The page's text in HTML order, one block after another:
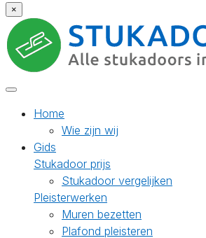
×
Home
Wie zijn wij
Gids
Stukadoor prijs
Stukadoor vergelijken
Pleisterwerken
Muren bezetten
Plafond pleisteren